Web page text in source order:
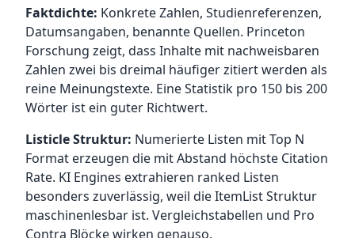
Faktdichte: Konkrete Zahlen, Studienreferenzen,
Datumsangaben, benannte Quellen. Princeton
Forschung zeigt, dass Inhalte mit nachweisbaren
Zahlen zwei bis dreimal häufiger zitiert werden als
reine Meinungstexte. Eine Statistik pro 150 bis 200
Wörter ist ein guter Richtwert.
Listicle Struktur: Numerierte Listen mit Top N
Format erzeugen die mit Abstand höchste Citation
Rate. KI Engines extrahieren ranked Listen
besonders zuverlässig, weil die ItemList Struktur
maschinenlesbar ist. Vergleichstabellen und Pro
Contra Blöcke wirken genauso.